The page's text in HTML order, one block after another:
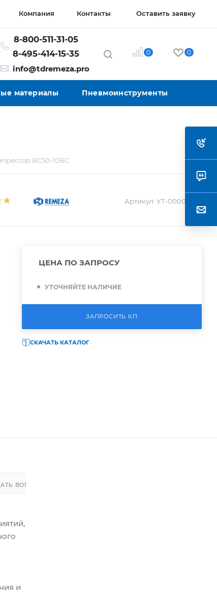
Компания Контакты Оставить заявку
8-800-511-31-05
8-495-414-15-35
info@tdremeza.pro
0 0
материалы Пневмоинструменты
ВС50-10ВС
Артикул: УТ-00004326
ЦЕНА ПО ЗАПРОСУ
УТОЧНЯЙТЕ НАЛИЧИЕ
ЗАПРОСИТЬ КП
СКАЧАТЬ КАТАЛОГ
ВОПРОС
и